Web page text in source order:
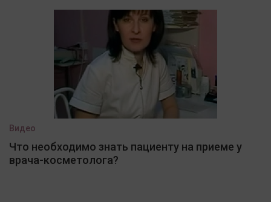
Видео
Что необходимо знать пациенту на приеме у
врача-косметолога?